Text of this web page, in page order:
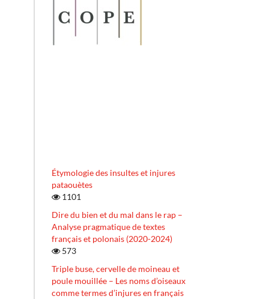
Étymologie des insultes et injures
pataouètes
1101
Dire du bien et du mal dans le rap –
Analyse pragmatique de textes
français et polonais (2020-2024)
573
Triple buse, cervelle de moineau et
poule mouillée – Les noms d’oiseaux
comme termes d’injures en français